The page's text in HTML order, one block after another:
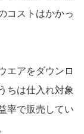
コストはかかっ
エアをダウンロ
ちは仕入れ対象
率で販売してい